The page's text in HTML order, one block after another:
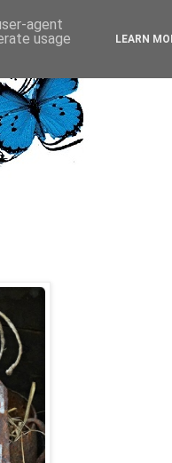
agent
usage
LEARN